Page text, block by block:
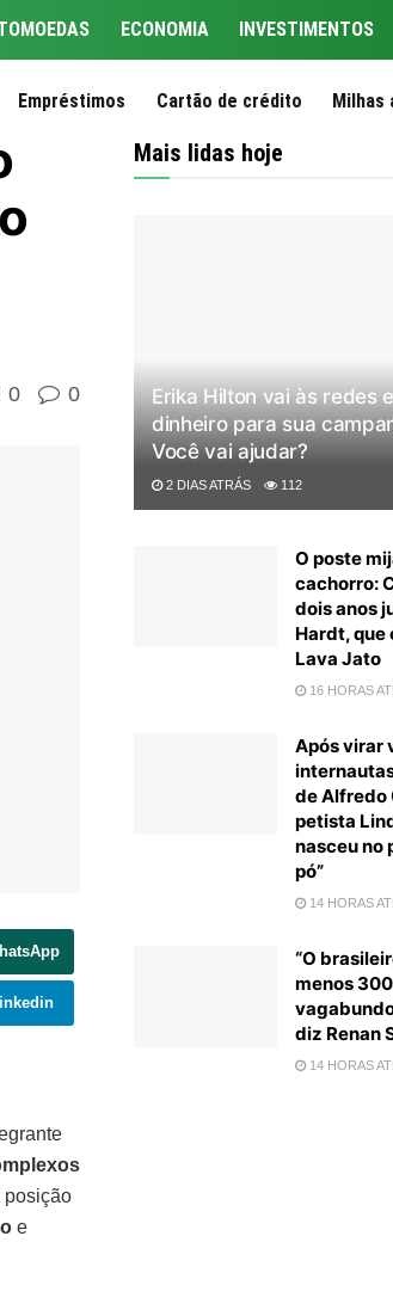
ECONOMIA INVESTIMENTOS
Empréstimos Cartão de crédito Milhas
0 0
posição
e
Mais lidas hoje
Erika Hilton vai às redes
dinheiro para sua
Você vai ajudar?
2 DIAS ATRÁS 112
O poste
cachorro:
dois anos
Hardt, que
Lava Jato
16 HORAS
Após virar
de Alfredo
petista
nasceu no
pó”
14 HORAS
“O
menos
diz Renan
14 HORAS